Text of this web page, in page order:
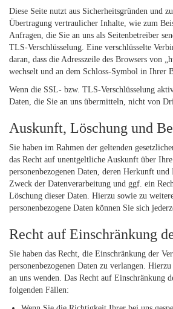
Diese Seite nutzt aus Sicherheitsgründen und
Übertragung vertraulicher Inhalte, wie zum
Anfragen, die Sie an uns als Seitenbetreiber
TLS-Verschlüsselung. Eine verschlüsselte
daran, dass die Adresszeile des Browsers von
wechselt und an dem Schloss-Symbol in Ihrer
Wenn die SSL- bzw. TLS-Verschlüsselung
Daten, die Sie an uns übermitteln, nicht von
Auskunft, Löschung und
Sie haben im Rahmen der geltenden
das Recht auf unentgeltliche Auskunft über Ihre
personenbezogenen Daten, deren Herkunft und
Zweck der Datenverarbeitung und ggf. ein
Löschung dieser Daten. Hierzu sowie zu
personenbezogene Daten können Sie sich
Recht auf Einschränkung
Sie haben das Recht, die Einschränkung der
personenbezogenen Daten zu verlangen.
an uns wenden. Das Recht auf Einschränkung
folgenden Fällen: